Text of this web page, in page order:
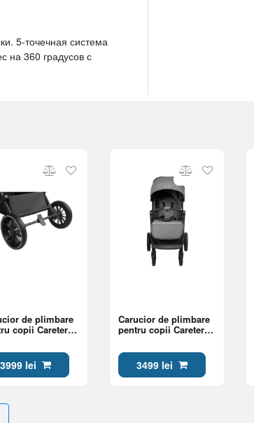
5-точечная система
на 360 градусов с
de plimbare
copii Caretero
3999 lei
Carucior de plimbare
pentru copii Caretero
3499 lei